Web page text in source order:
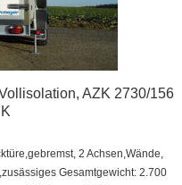
AZK 2730/156
2 Achsen,Wände,
Gesamtgewicht: 2.700